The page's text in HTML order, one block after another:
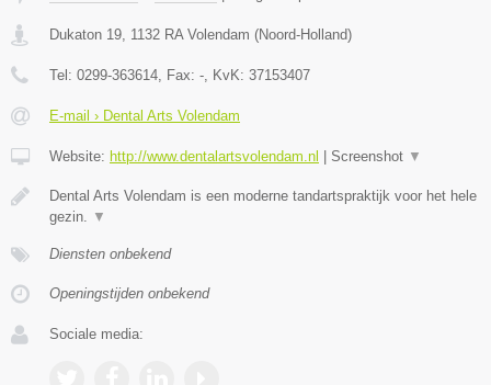
Dukaton 19 1132 RA Volendam (Noord-Holland)
Tel: 0299-363614 , Fax: - , KvK: 37153407
E-mail › Dental Arts Volendam
Website: http://www.dentalartsvolendam.nl Screenshot ▼
Dental Arts Volendam is een moderne tandartspraktijk voor het hele
gezin.
▼
Diensten onbekend
Openingstijden onbekend
Sociale media: